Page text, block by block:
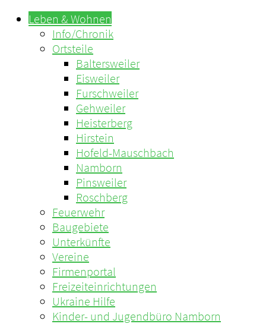
Leben & Wohnen
Info/Chronik
Ortsteile
Baltersweiler
Eisweiler
Furschweiler
Gehweiler
Heisterberg
Hirstein
Hofeld-Mauschbach
Namborn
Pinsweiler
Roschberg
Feuerwehr
Baugebiete
Unterkünfte
Vereine
Firmenportal
Freizeiteinrichtungen
Ukraine Hilfe
Kinder- und Jugendbüro Namborn